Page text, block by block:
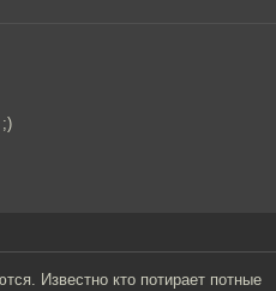
Известно кто потирает потные